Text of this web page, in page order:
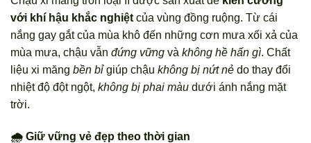
với khí hậu khắc nghiệt của vùng đồng ruộng. Từ cái
nắng gay gắt của mùa khô đến những cơn mưa xối xả của
mùa mưa, chậu vẫn đứng vững và không hề hấn gì. Chất
liệu xi măng bền bỉgiúp chậu không bị nứt nẻ do thay đổi
nhiệt độ đột ngột, không bị phai màu dưới ánh nắng mặt
trời.
🌧️ Giữ vững vẻ đẹp theo thời gian